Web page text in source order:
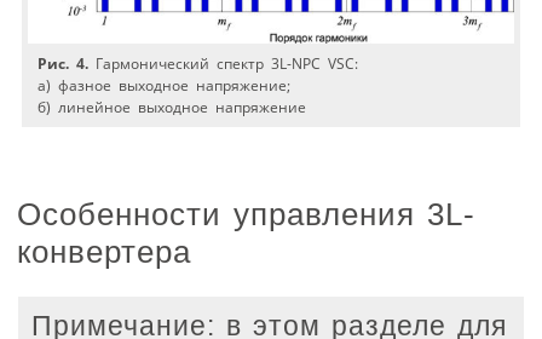
Рис. 4. Гармонический спектр 3L-NPC VSC:
a) фазное выходное напряжение;
б) линейное выходное напряжение
Особенности управления 3L-
конвертера
Примечание: в этом разделе для